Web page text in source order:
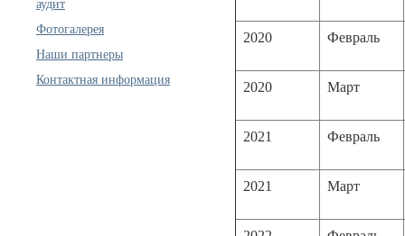
Фотогалерея
Наши партнеры
Контактная информация
2020 Февраль
2020 Март
2021 Февраль
2021 Март